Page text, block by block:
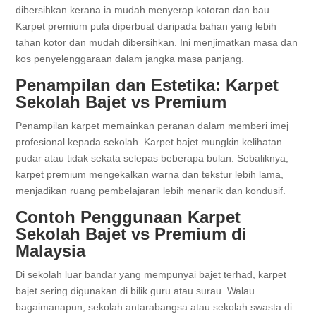
dibersihkan kerana ia mudah menyerap kotoran dan bau.
Karpet premium pula diperbuat daripada bahan yang lebih
tahan kotor dan mudah dibersihkan. Ini menjimatkan masa dan
kos penyelenggaraan dalam jangka masa panjang.
Penampilan dan Estetika: Karpet
Sekolah Bajet vs Premium
Penampilan karpet memainkan peranan dalam memberi imej
profesional kepada sekolah. Karpet bajet mungkin kelihatan
pudar atau tidak sekata selepas beberapa bulan. Sebaliknya,
karpet premium mengekalkan warna dan tekstur lebih lama,
menjadikan ruang pembelajaran lebih menarik dan kondusif.
Contoh Penggunaan Karpet
Sekolah Bajet vs Premium di
Malaysia
Di sekolah luar bandar yang mempunyai bajet terhad, karpet
bajet sering digunakan di bilik guru atau surau. Walau
bagaimanapun, sekolah antarabangsa atau sekolah swasta di